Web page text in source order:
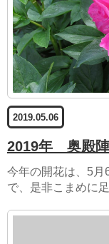
2019.05.06
2019年 奥殿
今年の開花は、5月
で、是非こまめに